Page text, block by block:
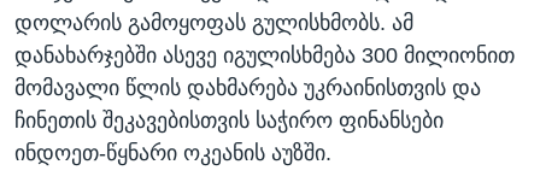
დოლარის გამოყოფას გულისხმობს. ამ
დანახარჯებში ასევე იგულისხმება 300 მილიონით
მომავალი წლის დახმარება უკრაინისთვის და
ჩინეთის შეკავებისთვის საჭირო ფინანსები
ინდოეთ-წყნარი ოკეანის აუზში.